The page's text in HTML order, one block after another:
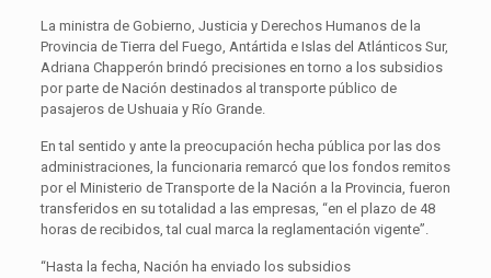
La ministra de Gobierno, Justicia y Derechos Humanos de la
Provincia de Tierra del Fuego, Antártida e Islas del Atlánticos Sur,
Adriana Chapperón brindó precisiones en torno a los subsidios
por parte de Nación destinados al transporte público de
pasajeros de Ushuaia y Río Grande.
En tal sentido y ante la preocupación hecha pública por las dos
administraciones, la funcionaria remarcó que los fondos remitos
por el Ministerio de Transporte de la Nación a la Provincia, fueron
transferidos en su totalidad a las empresas, “en el plazo de 48
horas de recibidos, tal cual marca la reglamentación vigente”.
“Hasta la fecha, Nación ha enviado los subsidios